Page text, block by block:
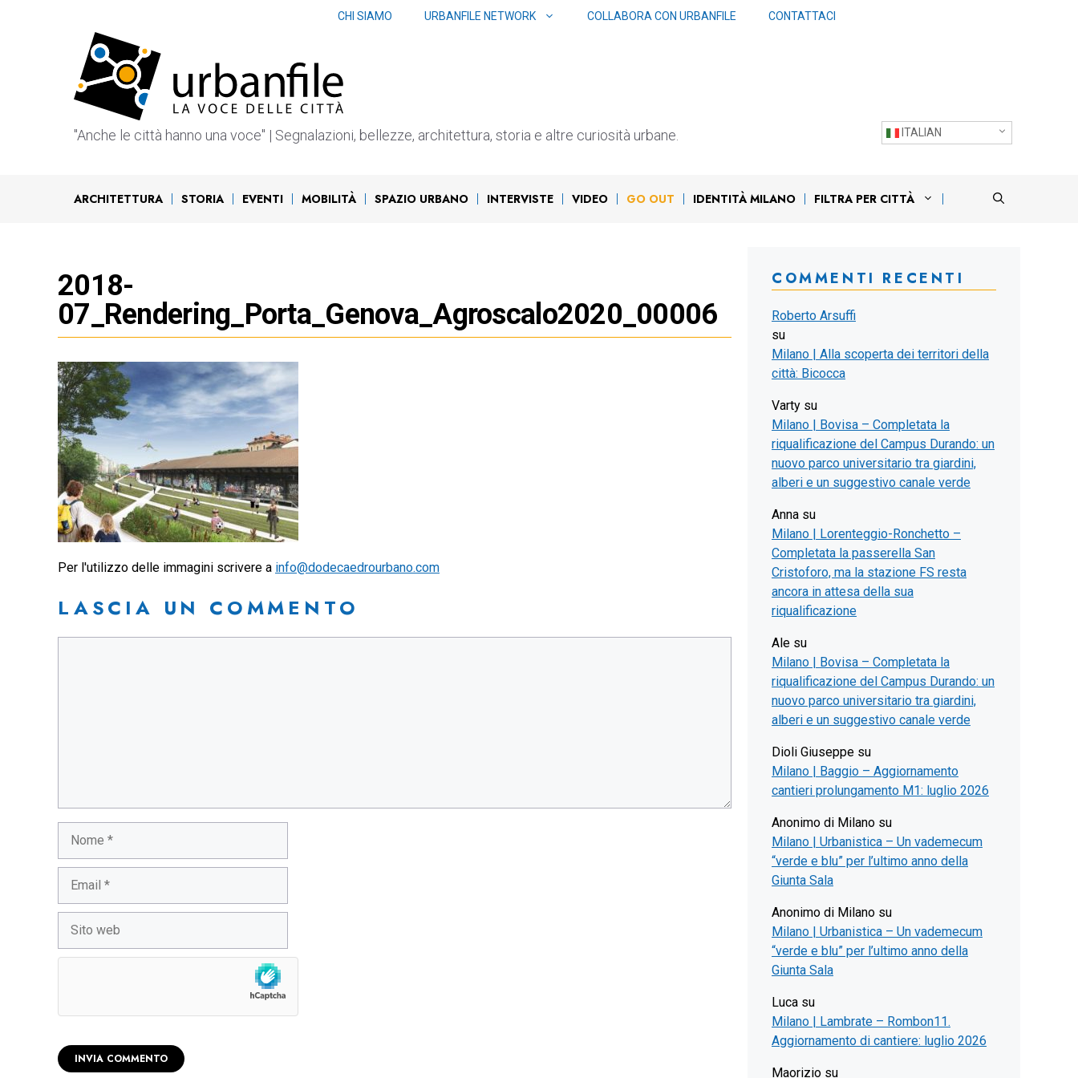
CHI SIAMO URBANFILE NETWORK COLLABORA CON URBANFILE CONTATTACI
ITALIAN
"Anche le città hanno una voce" | Segnalazioni, bellezze, architettura, storia e altre curiosità urbane.
ARCHITETTURA STORIA EVENTI MOBILITÀ SPAZIO URBANO INTERVISTE VIDEO GO OUT IDENTITÀ MILANO FILTRA PER CITTÀ
2018-
07_Rendering_Porta_Genova_Agroscalo2020_00006
Per l'utilizzo delle immagini scrivere a info@dodecaedrourbano.com
LASCIA UN COMMENTO
web
COMMENTI RECENTI
Roberto Arsuffi
su
Milano | Alla scoperta dei territori della
città: Bicocca
Varty su
Milano | Bovisa – Completata la
riqualificazione del Campus Durando: un
nuovo parco universitario tra giardini,
alberi e un suggestivo canale verde
Anna su
Milano | Lorenteggio-Ronchetto –
Completata la passerella San
Cristoforo, ma la stazione FS resta
ancora in attesa della sua
riqualificazione
Ale su
Milano | Bovisa – Completata la
riqualificazione del Campus Durando: un
nuovo parco universitario tra giardini,
alberi e un suggestivo canale verde
Dioli Giuseppe su
Milano | Baggio – Aggiornamento
cantieri prolungamento M1: luglio 2026
Anonimo di Milano su
Milano | Urbanistica – Un vademecum
“verde e blu” per l’ultimo anno della
Giunta Sala
Anonimo di Milano su
Milano | Urbanistica – Un vademecum
“verde e blu” per l’ultimo anno della
Giunta Sala
Luca su
Milano | Lambrate – Rombon11.
Aggiornamento di cantiere: luglio 2026
Maorizio su